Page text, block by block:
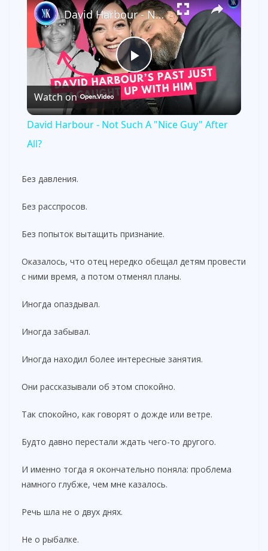
P
o
David Harbour - Not Such A "Nice Guy" After All?
Watch on
David Harbour - Not Such A "Nice Guy" After
All?
Без давления.
Без расспросов.
Без попыток вытащить признание.
Оказалось, что отец нередко обещал детям провести
с ними время, а потом отменял планы.
Иногда опаздывал.
Иногда забывал.
Иногда находил более интересные занятия.
Они рассказывали об этом спокойно.
Так спокойно, как говорят о дожде или ветре.
Будто давно перестали ждать чего-то другого.
И именно тогда я окончательно поняла: проблема
намного глубже, чем мне казалось.
Речь шла не о двух днях.
Не о рыбалке.